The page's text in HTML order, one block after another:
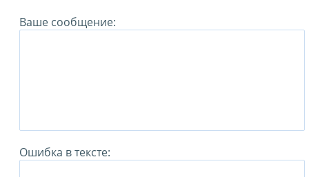
Ваше сообщение:
Ошибка в тексте: